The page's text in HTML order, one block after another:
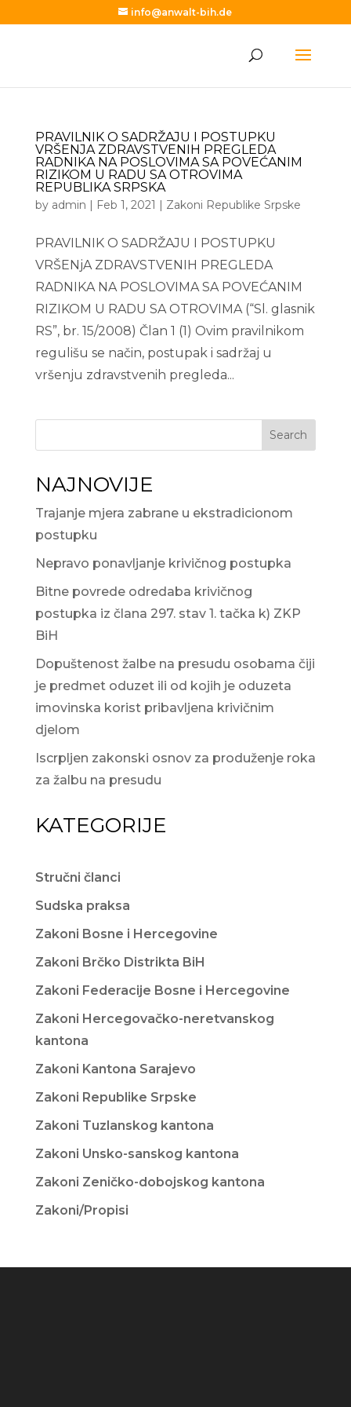
info@anwalt-bih.de
PRAVILNIK O SADRŽAJU I POSTUPKU
VRŠENJA ZDRAVSTVENIH PREGLEDA
RADNIKA NA POSLOVIMA SA POVEĆANIM
RIZIKOM U RADU SA OTROVIMA
REPUBLIKA SRPSKA
by admin | Feb 1, 2021 | Zakoni Republike Srpske
PRAVILNIK O SADRŽAJU I POSTUPKU
VRŠENjA ZDRAVSTVENIH PREGLEDA
RADNIKA NA POSLOVIMA SA POVEĆANIM
RIZIKOM U RADU SA OTROVIMA (“Sl. glasnik
RS”, br. 15/2008) Član 1 (1) Ovim pravilnikom
regulišu se način, postupak i sadržaj u
vršenju zdravstvenih pregleda...
Search
NAJNOVIJE
Trajanje mjera zabrane u ekstradicionom
postupku
Nepravo ponavljanje krivičnog postupka
Bitne povrede odredaba krivičnog
postupka iz člana 297. stav 1. tačka k) ZKP
BiH
Dopuštenost žalbe na presudu osobama čiji
je predmet oduzet ili od kojih je oduzeta
imovinska korist pribavljena krivičnim
djelom
Iscrpljen zakonski osnov za produženje roka
za žalbu na presudu
KATEGORIJE
Stručni članci
Sudska praksa
Zakoni Bosne i Hercegovine
Zakoni Brčko Distrikta BiH
Zakoni Federacije Bosne i Hercegovine
Zakoni Hercegovačko-neretvanskog
kantona
Zakoni Kantona Sarajevo
Zakoni Republike Srpske
Zakoni Tuzlanskog kantona
Zakoni Unsko-sanskog kantona
Zakoni Zeničko-dobojskog kantona
Zakoni/Propisi